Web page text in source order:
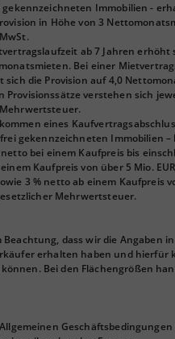
gekennzeichneten Immobilien -
in Höhe von 3
ab 7 Jahren erhöht
Bei einer
sich die Provision auf 4,0
Provisionssätze verstehen sich
eines
gekennzeichneten Immobilien
netto bei einem Kaufpreis bis
Kaufpreis von über 5 Mio.
3 % netto ab einem Kaufpreis
Mehrwertsteuer.
dass wir die Angaben
erhalten haben und hierfür
Bei den Flächengrößen